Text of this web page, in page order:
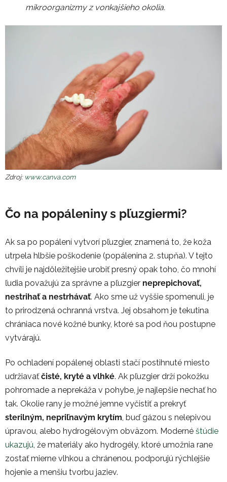
mikroorganizmy z vonkajšieho okolia.
Zdroj: www.canva.com
Čo na popáleniny s pľuzgiermi?
Ak sa po popálení vytvorí pľuzgier, znamená to, že koža
utrpela hlbšie poškodenie (popálenina 2. stupňa). V tejto
chvíli je najdôležitejšie urobiť presný opak toho, čo mnohí
ľudia považujú za správne a pľuzgier neprepichovať,
nestrihať a nestrhávať. Ako sme už vyššie spomenuli, je
to prirodzená ochranná vrstva. Jej obsahom je tekutina
chrániaca nové kožné bunky, ktoré sa pod ňou postupne
vytvárajú.
Po ochladení popálenej oblasti stačí postihnuté miesto
udržiavaťčisté, kryté a vlhké. Ak pľuzgier drží pokožku
pohromade a neprekáža v pohybe, je najlepšie nechať ho
tak. Okolie rany je možné jemne vyčistiť a prekryť
sterilným, nepriľnavým krytím , buď gázou s nelepivou
úpravou, alebo hydrogélovým obväzom. Moderné štúdie
ukazujú , že materiály ako hydrogély, ktoré umožnia rane
zostať mierne vlhkou a chránenou, podporujú rýchlejšie
hojenie a menšiu tvorbu jaziev.